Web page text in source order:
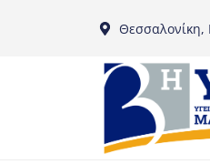
Θεσσαλονίκη,